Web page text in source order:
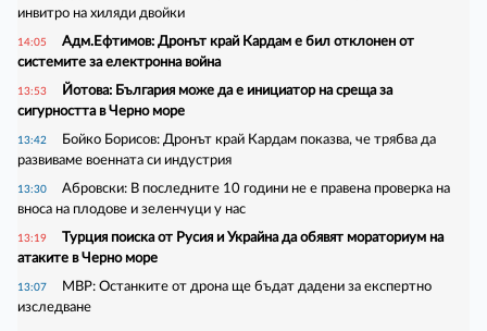
инвитро на хиляди двойки
14:05
Адм.Ефтимов: Дронът край Кардам е бил отклонен от
системите за електронна война
13:53
Йотова: България може да е инициатор на среща за
сигурността в Черно море
13:42
Бойко Борисов: Дронът край Кардам показва, че трябва да
развиваме военната си индустрия
13:30
Абровски: В последните 10 години не е правена проверка на
вноса на плодове и зеленчуци у нас
13:19
Турция поиска от Русия и Украйна да обявят мораториум на
атаките в Черно море
13:07
МВР: Останките от дрона ще бъдат дадени за експертно
изследване